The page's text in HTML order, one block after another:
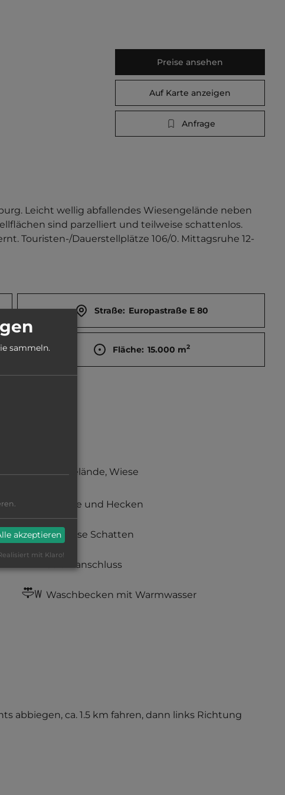
Preise ansehen
Auf Karte anzeigen
Anfrage
Leicht wellig abfallendes Wiesengelände neben
sind parzelliert und teilweise schattenlos.
Touristen-/Dauerstellplätze 106/0. Mittagsruhe 12-
Straße: Europastraße E 80
Fläche: 15.000 m2
Grasgelände, Wiese
Büsche und Hecken
teilweise Schatten
Stromanschluss
Waschbecken mit Warmwasser
abbiegen, ca. 1.5 km fahren, dann links Richtung
sammeln.
akzeptieren
mit Klaro!